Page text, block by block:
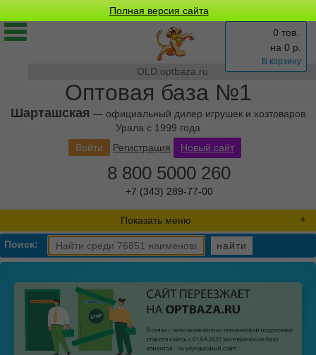
Полная версия сайта
OLD.optbaza.ru
Оптовая база №1
Шарташская — официальный дилер игрушек и хозтоваров
Урала с 1999 года
0 тов.
на 0 р.
В корзину
Войти Регистрация Новый сайт
8 800 5000 260
+7 (343) 289-77-00
Показать меню
Поиск: найти